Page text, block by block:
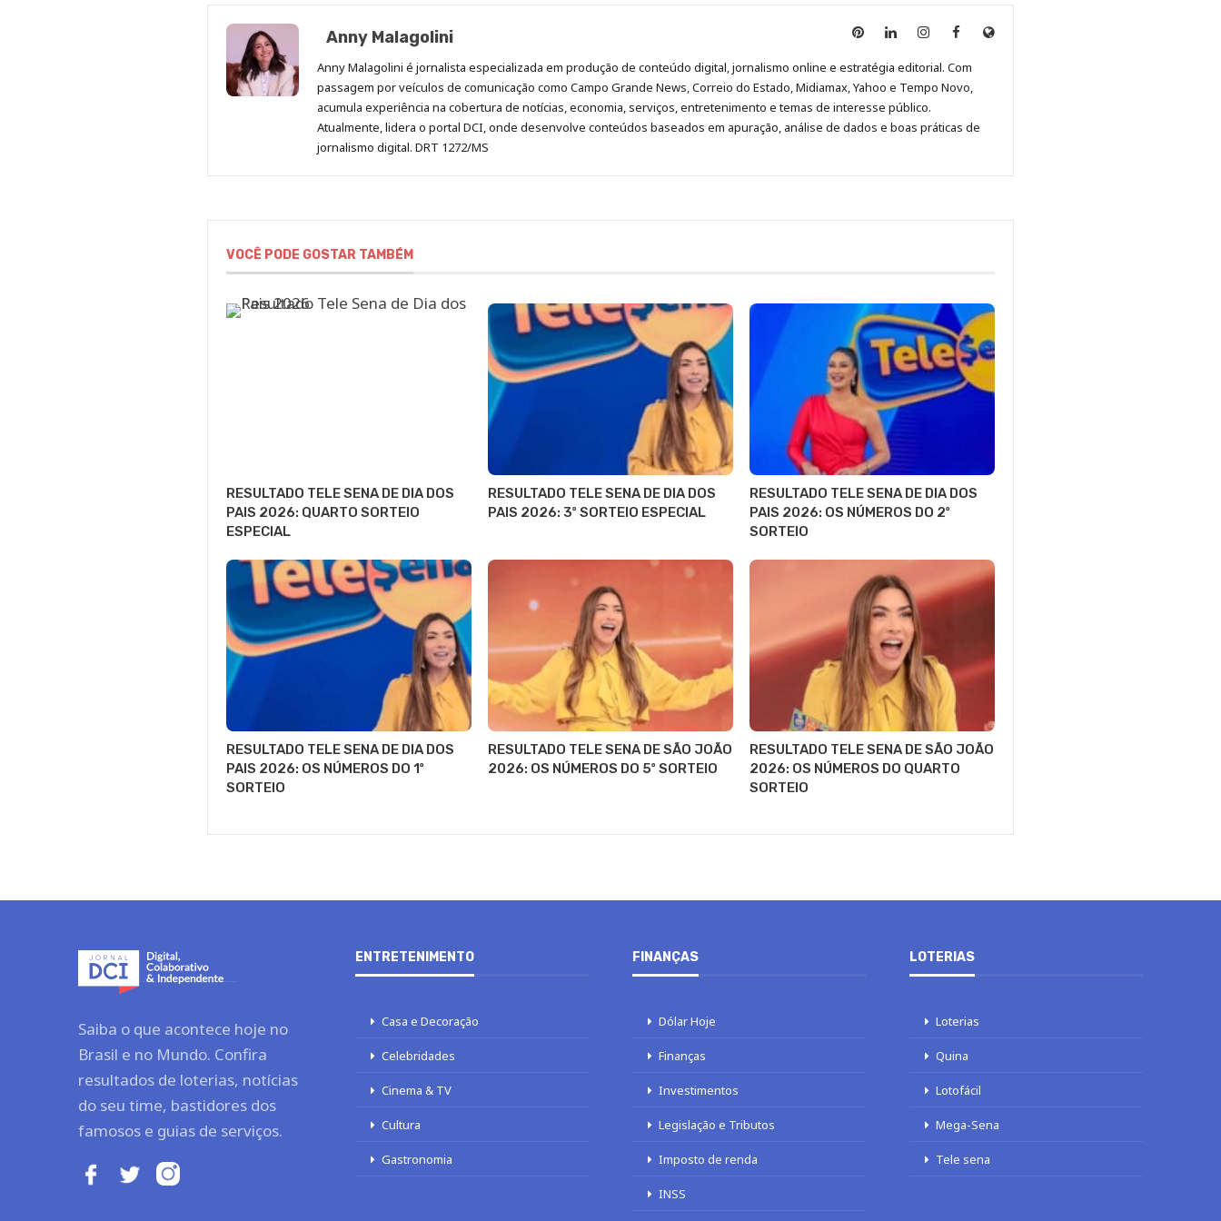
Anny Malagolini
Anny
no
Pinterest
Anny
no
LinkedIn
Anny
no
Instagram
Anny
no
Facebook
Site
Anny Malagolini é jornalista especializada em produção de conteúdo digital, jornalismo online e estratégia editorial. Com
passagem por veículos de comunicação como Campo Grande News, Correio do Estado, Midiamax, Yahoo e Tempo Novo,
acumula experiência na cobertura de notícias, economia, serviços, entretenimento e temas de interesse público.
Atualmente, lidera o portal DCI, onde desenvolve conteúdos baseados em apuração, análise de dados e boas práticas de
jornalismo digital. DRT 1272/MS
VOCÊ PODE GOSTAR TAMBÉM
RESULTADO TELE SENA DE DIA DOS
PAIS 2026: QUARTO SORTEIO
ESPECIAL
RESULTADO TELE SENA DE DIA DOS
PAIS 2026: 3º SORTEIO ESPECIAL
RESULTADO TELE SENA DE DIA DOS
PAIS 2026: OS NÚMEROS DO 2º
SORTEIO
RESULTADO TELE SENA DE DIA DOS
PAIS 2026: OS NÚMEROS DO 1º
SORTEIO
RESULTADO TELE SENA DE SÃO JOÃO
2026: OS NÚMEROS DO 5º SORTEIO
RESULTADO TELE SENA DE SÃO JOÃO
2026: OS NÚMEROS DO QUARTO
SORTEIO
Saiba o que acontece hoje no
Brasil e no Mundo. Confira
resultados de loterias, notícias
do seu time, bastidores dos
famosos e guias de serviços.
ENTRETENIMENTO
Casa e Decoração
Celebridades
Cinema & TV
Cultura
Gastronomia
FINANÇAS
Dólar Hoje
Finanças
Investimentos
Legislação e Tributos
Imposto de renda
INSS
LOTERIAS
Loterias
Quina
Lotofácil
Mega-Sena
Tele sena